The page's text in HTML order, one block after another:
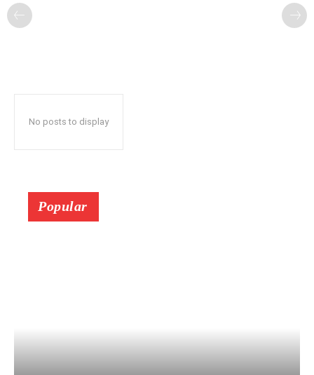
No posts to display
Popular